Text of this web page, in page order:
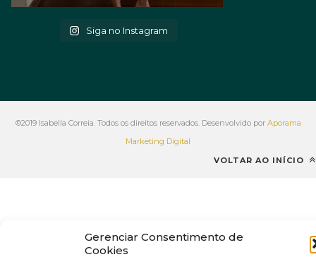
Gerenciar Consentimento de
Cookies
Siga no Instagram
©2019 Isabella Correia. Todos os direitos reservados. Desenvolvido por Aporama
Marketing Digital
VOLTAR AO INÍCIO